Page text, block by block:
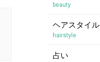
beauty
ヘアスタイル
hairstyle
占い